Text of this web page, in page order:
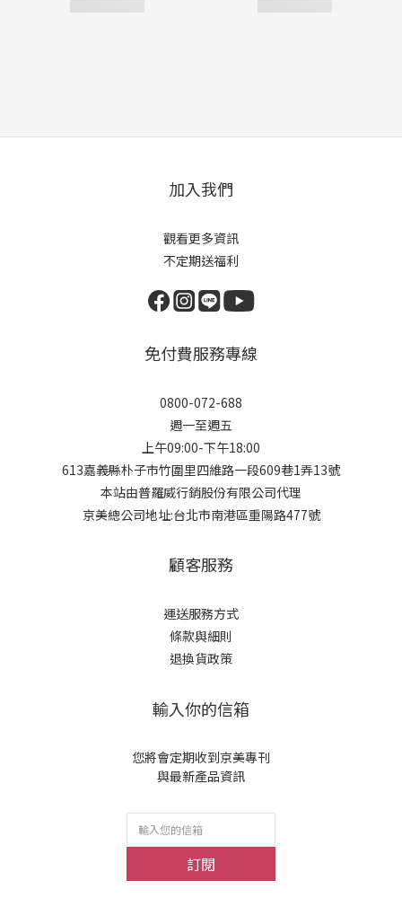
加入我們
觀看更多資訊
不定期送福利
免付費服務專線
0800-072-688
週一至週五
上午09:00-下午18:00
613嘉義縣朴子市竹圍里四維路一段609巷1弄13號
本站由普羅威行銷股份有限公司代理
京美總公司地址:台北市南港區重陽路477號
顧客服務
運送服務方式
條款與細則
退換貨政策
輸入你的信箱
您將會定期收到京美專刊
與最新產品資訊
訂閱